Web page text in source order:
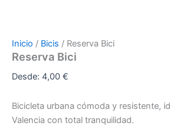
Inicio / Bicis / Reserva Bici
Reserva Bici
Desde: 4,00 €
Bicicleta urbana cómoda y resistente,
Valencia con total tranquilidad.